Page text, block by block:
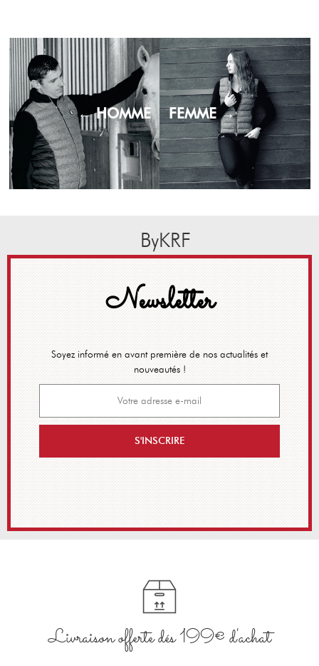
← HOMME FEMME →
ByKRF
Newsletter
Soyez informé en avant première de nos actualités et
nouveautés !
S'INSCRIRE
Livraison offerte dés 199€ d'achat